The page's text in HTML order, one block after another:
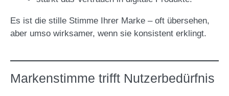
Es ist die stille Stimme Ihrer Marke – oft übersehen,
aber umso wirksamer, wenn sie konsistent erklingt.
Markenstimme trifft Nutzerbedürfnis